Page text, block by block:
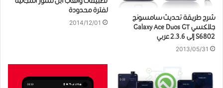
شرح طريقة تحديث سامسونج
جلاكسي Galaxy Ace Duos GT
S6802 إلى 2.3.6 عربي
2013/05/31
لفترة محدودة
2014/12/01